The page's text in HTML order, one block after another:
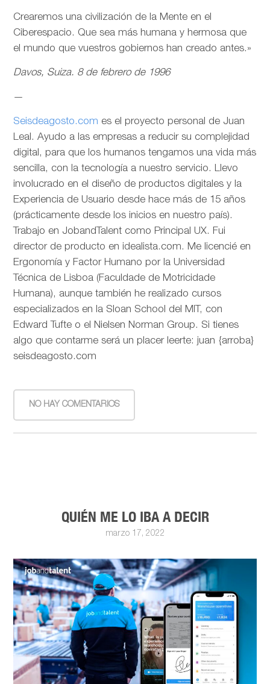
Crearemos una civilización de la Mente en el
Ciberespacio. Que sea más humana y hermosa que
el mundo que vuestros gobiernos han creado antes.»
Davos, Suiza. 8 de febrero de 1996
—
Seisdeagosto.com es el proyecto personal de Juan
Leal. Ayudo a las empresas a reducir su complejidad
digital, para que los humanos tengamos una vida más
sencilla, con la tecnología a nuestro servicio. Llevo
involucrado en el diseño de productos digitales y la
Experiencia de Usuario desde hace más de 15 años
(prácticamente desde los inicios en nuestro país).
Trabajo en JobandTalent como Principal UX. Fui
director de producto en idealista.com. Me licencié en
Ergonomía y Factor Humano por la Universidad
Técnica de Lisboa (Faculdade de Motricidade
Humana), aunque también he realizado cursos
especializados en la Sloan School del MIT, con
Edward Tufte o el Nielsen Norman Group. Si tienes
algo que contarme será un placer leerte: juan {arroba}
seisdeagosto.com
NO HAY COMENTARIOS
QUIÉN ME LO IBA A DECIR
marzo 17, 2022